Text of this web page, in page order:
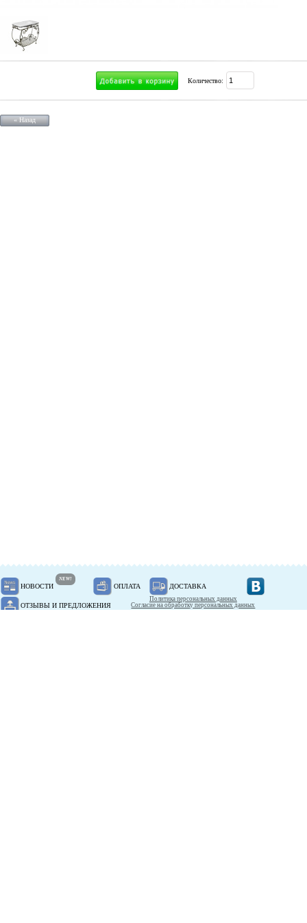
Количество:
« Назад
НОВОСТИ
NEW!
ОПЛАТА ДОСТАВКА
ОТЗЫВЫ И ПРЕДЛОЖЕНИЯ
Политика персональных данных
Согласие на обработку персональных данных